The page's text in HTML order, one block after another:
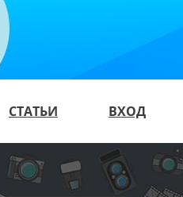
СТАТЬИ ВХОД